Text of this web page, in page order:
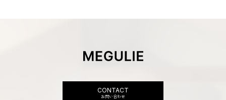
CONTACT
お問い合わせ